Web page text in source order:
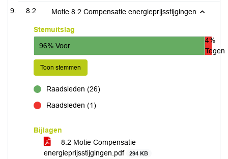
8.2 Motie 8.2 Compensatie energieprijsstijgingen
Stemuitslag
96% Voor
4%
Tegen
Toon stemmen
Raadsleden (26)
Raadsleden (1)
Bijlagen
8.2 Motie Compensatie
energieprijsstijgingen.pdf
294 KB